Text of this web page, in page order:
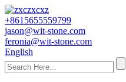
+8615655559799
jason@wit-stone.com
feronia@wit-stone.com
English